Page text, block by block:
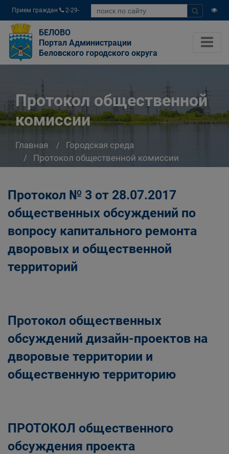
Прием граждан
2-29-
04
БЕЛОВО
Портал Администрации
Беловского городского округа
Протокол общественной
комиссии
Главная
Городская среда
Протокол общественной комиссии
Протокол № 3 от 28.07.2017
общественных обсуждений по
вопросу капитального ремонта
дворовых и общественной
территорий
Протокол общественных
обсуждений дизайн-проектов на
дворовые территории и
общественную территорию
ПРОТОКОЛ общественного
обсуждения проекта